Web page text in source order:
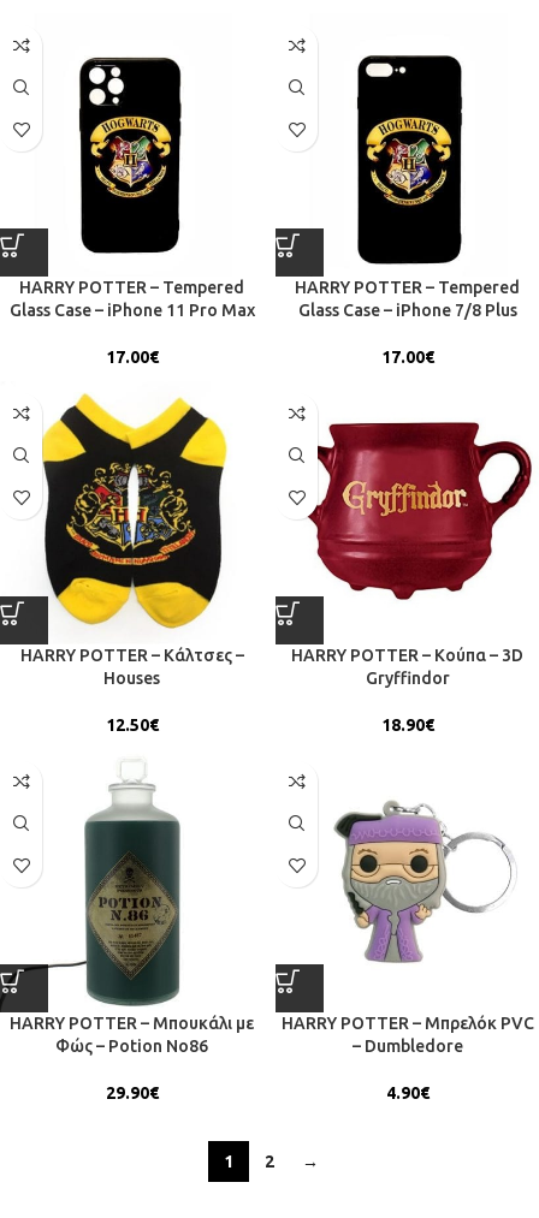
HARRY POTTER – Tempered
Glass Case – iPhone 11 Pro Max
17.00€
HARRY POTTER – Tempered
Glass Case – iPhone 7/8 Plus
17.00€
HARRY POTTER – Κάλτσες –
Houses
12.50€
HARRY POTTER – Κούπα – 3D
Gryffindor
18.90€
HARRY POTTER – Μπουκάλι με
Φώς – Potion No86
29.90€
HARRY POTTER – Μπρελόκ PVC
– Dumbledore
4.90€
1 2 →